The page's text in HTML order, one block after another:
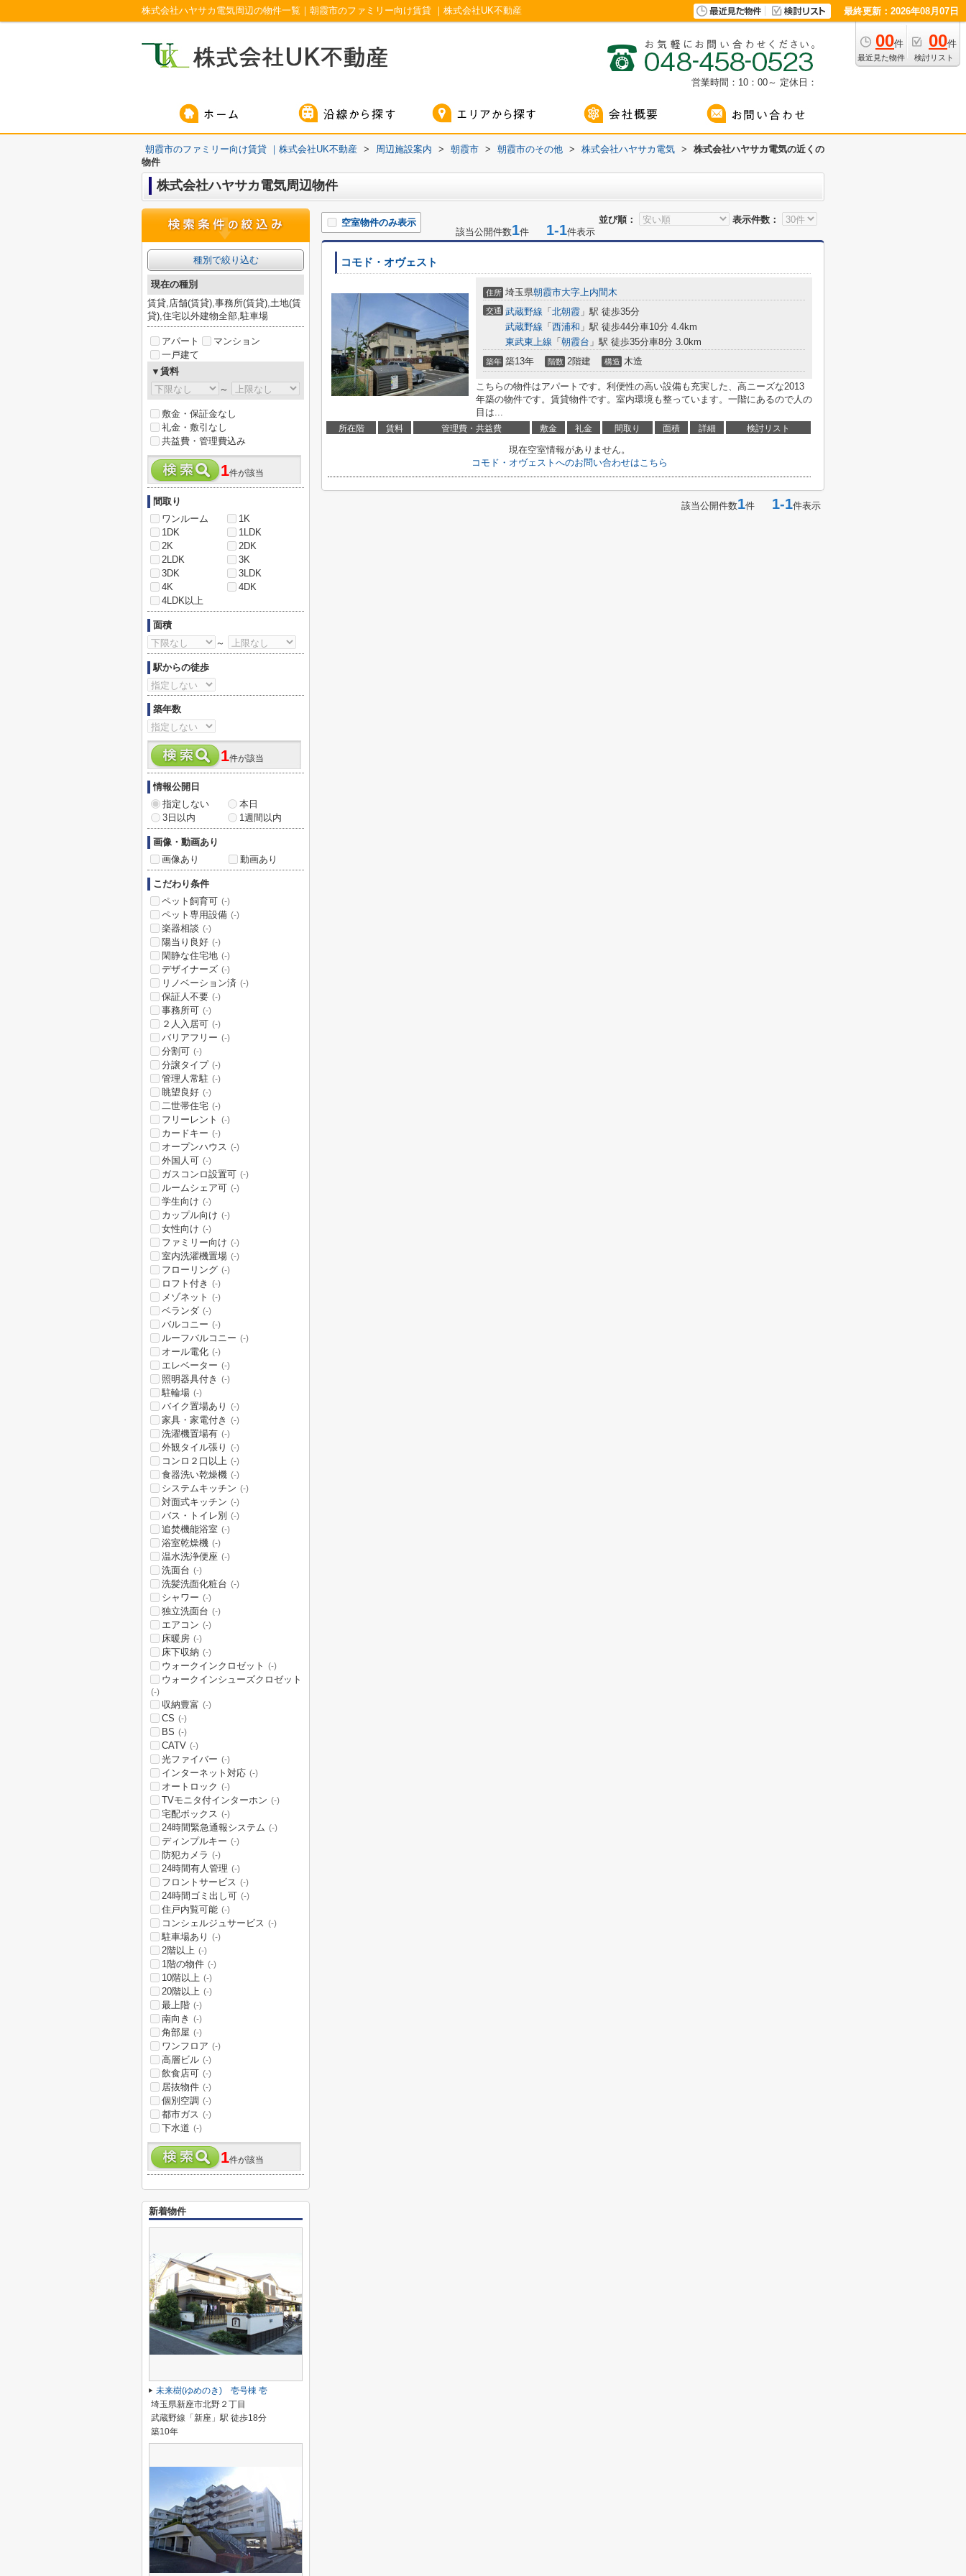
株式会社ハヤサカ電気周辺の物件一覧｜朝霞市のファミリー向け賃貸 ｜株式会社UK不動産 最終更新：2026年08月07日
00件
最近見た物件
00件
検討リスト
営業時間：10：00～ 定休日：
朝霞市のファミリー向け賃貸 ｜株式会社UK不動産 > 周辺施設案内 > 朝霞市 > 朝霞市のその他 > 株式会社ハヤサカ電気 >
株式会社ハヤサカ電気の近くの
物件
株式会社ハヤサカ電気周辺物件
並び順： 表示件数：
空室物件のみ表示
該当公開件数1件 1-1件表示
コモド・オヴェスト
住所 埼玉県朝霞市大字上内間木
交通 武蔵野線 「 北朝霞 」駅 徒歩35分
武蔵野線 「 西浦和 」駅 徒歩44分車10分 4.4km
東武東上線 「 朝霞台 」駅 徒歩35分車8分 3.0km
築年 築13年 階数 2階建 構造 木造
こちらの物件はアパートです。利便性の高い設備も充実した、高ニーズな2013
年築の物件です。賃貸物件です。室内環境も整っています。一階にあるので人の
目は...
所在階 賃料 管理費・共益費 敷金 礼金 間取り 面積 詳細 検討リスト
現在空室情報がありません。
コモド・オヴェストへのお問い合わせはこちら
該当公開件数1件 1-1件表示
種別で絞り込む
現在の種別
賃貸,店舗(賃貸),事務所(賃貸),土地(賃
貸),住宅以外建物全部,駐車場
アパート
マンション
一戸建て
▼賃料
～
敷金・保証金なし
礼金・敷引なし
共益費・管理費込み
1件が該当
間取り
ワンルーム
1K
1DK
1LDK
2K
2DK
2LDK
3K
3DK
3LDK
4K
4DK
4LDK以上
面積
～
駅からの徒歩
築年数
1件が該当
情報公開日
指定しない
本日
3日以内
1週間以内
画像・動画あり
画像あり
動画あり
こだわり条件
ペット飼育可 (-)
ペット専用設備 (-)
楽器相談 (-)
陽当り良好 (-)
閑静な住宅地 (-)
デザイナーズ (-)
リノベーション済 (-)
保証人不要 (-)
事務所可 (-)
２人入居可 (-)
バリアフリー (-)
分割可 (-)
分譲タイプ (-)
管理人常駐 (-)
眺望良好 (-)
二世帯住宅 (-)
フリーレント (-)
カードキー (-)
オープンハウス (-)
外国人可 (-)
ガスコンロ設置可 (-)
ルームシェア可 (-)
学生向け (-)
カップル向け (-)
女性向け (-)
ファミリー向け (-)
室内洗濯機置場 (-)
フローリング (-)
ロフト付き (-)
メゾネット (-)
ベランダ (-)
バルコニー (-)
ルーフバルコニー (-)
オール電化 (-)
エレベーター (-)
照明器具付き (-)
駐輪場 (-)
バイク置場あり (-)
家具・家電付き (-)
洗濯機置場有 (-)
外観タイル張り (-)
コンロ２口以上 (-)
食器洗い乾燥機 (-)
システムキッチン (-)
対面式キッチン (-)
バス・トイレ別 (-)
追焚機能浴室 (-)
浴室乾燥機 (-)
温水洗浄便座 (-)
洗面台 (-)
洗髪洗面化粧台 (-)
シャワー (-)
独立洗面台 (-)
エアコン (-)
床暖房 (-)
床下収納 (-)
ウォークインクロゼット (-)
ウォークインシューズクロゼット
(-)
収納豊富 (-)
CS (-)
BS (-)
CATV (-)
光ファイバー (-)
インターネット対応 (-)
オートロック (-)
TVモニタ付インターホン (-)
宅配ボックス (-)
24時間緊急通報システム (-)
ディンプルキー (-)
防犯カメラ (-)
24時間有人管理 (-)
フロントサービス (-)
24時間ゴミ出し可 (-)
住戸内覧可能 (-)
コンシェルジュサービス (-)
駐車場あり (-)
2階以上 (-)
1階の物件 (-)
10階以上 (-)
20階以上 (-)
最上階 (-)
南向き (-)
角部屋 (-)
ワンフロア (-)
高層ビル (-)
飲食店可 (-)
居抜物件 (-)
個別空調 (-)
都市ガス (-)
下水道 (-)
1件が該当
新着物件
未来樹(ゆめのき) 壱号棟 壱
埼玉県新座市北野２丁目
武蔵野線「新座」駅 徒歩18分
築10年